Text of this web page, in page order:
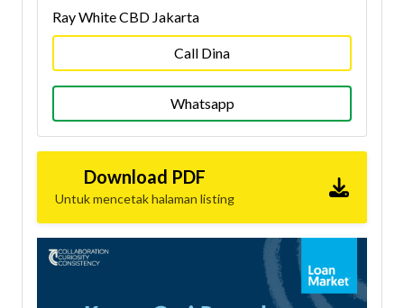
Ray White CBD Jakarta
Call Dina
Whatsapp
Download PDF
Untuk mencetak halaman listing